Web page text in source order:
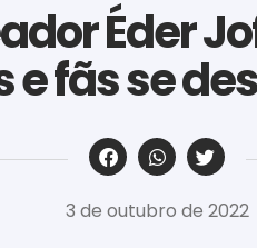
Éder
fãs se
‎ ‎ ‎ ‎ ‎ ‎ ‎ ‎ ‎ ‎ ‎ ‎ ‎ ‎ ‎ ‎ ‎ ‎ ‎ ‎ ‎ ‎ ‎ ‎ ‎ ‎ ‎ ‎ ‎ ‎ ‎
3 de outubro de 2022